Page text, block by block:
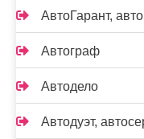
АвтоГарант,
Автограф
Автодело
Автодуэт,